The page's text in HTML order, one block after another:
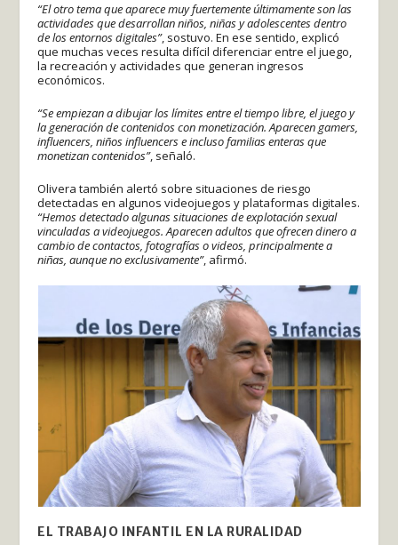
“El otro tema que aparece muy fuertemente últimamente son las
actividades que desarrollan niños, niñas y adolescentes dentro
de los entornos digitales”, sostuvo. En ese sentido, explicó
que muchas veces resulta difícil diferenciar entre el juego,
la recreación y actividades que generan ingresos
económicos.
“Se empiezan a dibujar los límites entre el tiempo libre, el juego y
la generación de contenidos con monetización. Aparecen gamers,
influencers, niños influencers e incluso familias enteras que
monetizan contenidos”, señaló.
Olivera también alertó sobre situaciones de riesgo
detectadas en algunos videojuegos y plataformas digitales.
“Hemos detectado algunas situaciones de explotación sexual
vinculadas a videojuegos. Aparecen adultos que ofrecen dinero a
cambio de contactos, fotografías o videos, principalmente a
niñas, aunque no exclusivamente”, afirmó.
EL TRABAJO INFANTIL EN LA RURALIDAD